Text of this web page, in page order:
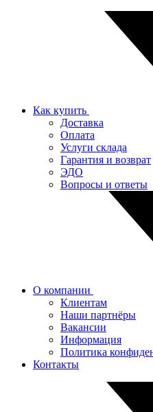
Как купить
Доставка
Оплата
Услуги склада
Гарантия и возврат
ЭДО
Вопросы и ответы
О компании
Клиентам
Наши партнёры
Вакансии
Информация
Политика
Контакты